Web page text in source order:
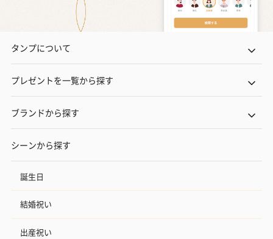
タンプについて
プレゼントを一覧から探す
ブランドから探す
シーンから探す
誕生日
結婚祝い
出産祝い